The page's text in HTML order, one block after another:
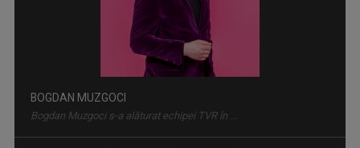
O poveste jurnalistică de prestigiu, în ...
BOGDAN MUZGOCI
Bogdan Muzgoci s-a alăturat echipei TVR în ...